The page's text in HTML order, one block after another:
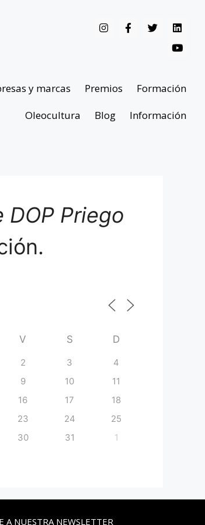
y marcas Premios
Formación
Oleocultura
Blog Información
Priego
V S D
2 3
4
9 10
11
16 17
18
23 24
25
30 31 1
A NUESTRA NEWSLETTER